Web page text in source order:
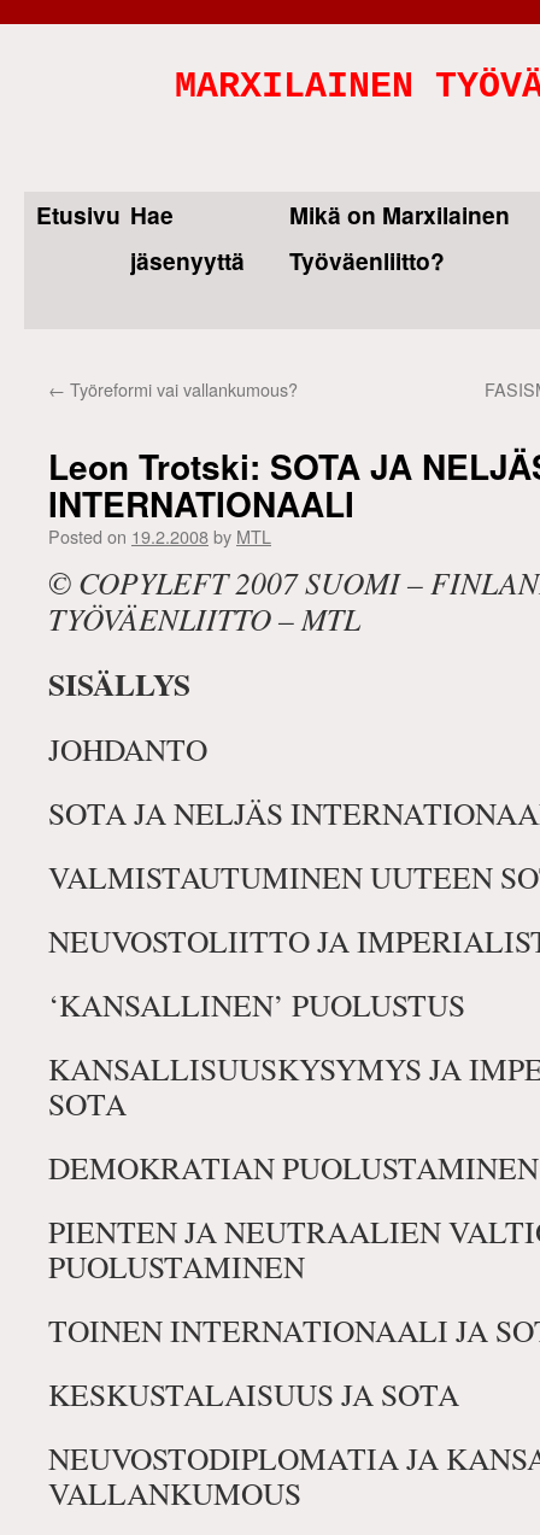
MARXILAINEN
Skip
Etusivu Hae
jäsenyyttä
Mikä on Marxilainen
Työväenliitto?
← Työreformi vai vallankumous?
Leon Trotski: SOTA JA
INTERNATIONAALI
Posted on 19.2.2008by MTL
© COPYLEFT 2007 SUOMI –
TYÖVÄENLIITTO – MTL
SISÄLLYS
JOHDANTO
SOTA JA NELJÄS
VALMISTAUTUMINEN UUTEEN
NEUVOSTOLIITTO JA
‘KANSALLINEN’ PUOLUSTUS
KANSALLISUUSKYSYMYS JA
SOTA
DEMOKRATIAN PUOLUSTAMINEN
PIENTEN JA NEUTRAALIEN
PUOLUSTAMINEN
TOINEN INTERNATIONAALI JA
KESKUSTALAISUUS JA SOTA
NEUVOSTODIPLOMATIA JA
VALLANKUMOUS